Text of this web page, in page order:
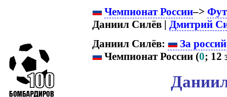
Чемпионат России–>
Даниил Силёв | Дмитрий
Даниил Силёв:
За
Чемпионат России (0; 12